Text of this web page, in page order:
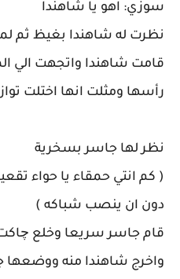
سوزي: اهو يا شاهندا
نظرت له شاهندا بغيظ ثم
قامت شاهندا واتجهت الي
رأسها ومثلت انها اختلت
نظر لها جاسر بسخرية
( كم انتي حمقاء يا حواء
دون ان ينصب شباكه )
قام جاسر سريعا وخلع چاكت
واخرج شاهندا منه ووضعها